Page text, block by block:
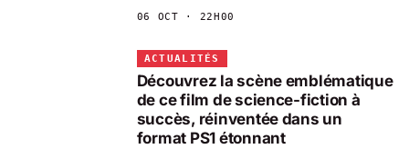
06 OCT · 22H00
ACTUALITÉS
Découvrez la scène emblématique
de ce film de science-fiction à
succès, réinventée dans un
format PS1 étonnant